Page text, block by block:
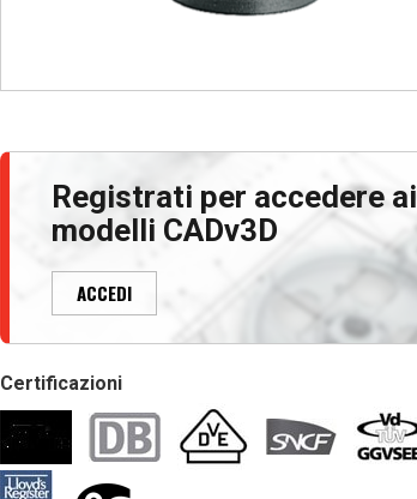
Registrati per accedere ai
modelli CADv3D
ACCEDI
Certificazioni